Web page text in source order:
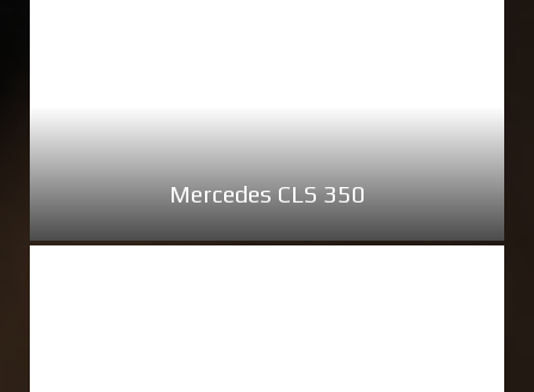
Mercedes CLS 350